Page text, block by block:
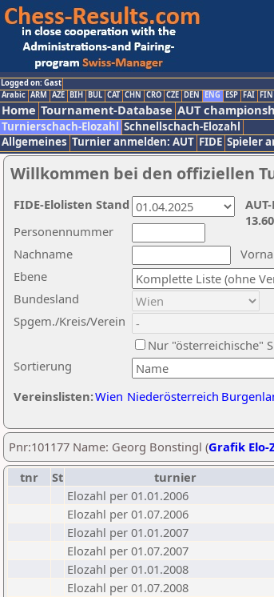
Logged on: Gast
Arabic ARM AZE BIH BUL CAT CHN CRO CZE DEN ENG ESP FAI FIN
Home Tournament-Database AUT
Turnierschach-Elozahl Schnellschach-Elozahl
Allgemeines Turnier anmelden: AUT FIDE Spieler
Willkommen bei den offiziellen
Nachname
Ebene
Sortierung
Personennummer
Bundesland
Spgem./Kreis/Verein
Nur "österreichische"
Vereinslisten:Wien Niederösterreich
FIDE-Elolisten Stand
Pnr:101177 Name: Georg Bonstingl (Grafik Elo-
tnr
St turnier
Elozahl per 01.01.2006
Elozahl per 01.07.2006
Elozahl per 01.01.2007
Elozahl per 01.07.2007
Elozahl per 01.01.2008
Elozahl per 01.07.2008